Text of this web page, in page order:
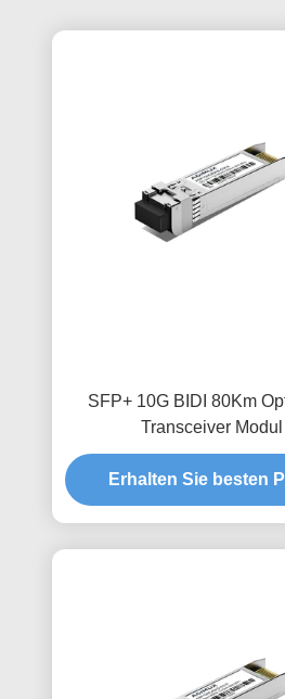
SFP+ 10G BIDI 80Km
Transceiver Modul
Erhalten Sie besten